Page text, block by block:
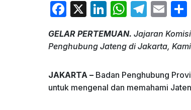
F
c
e
b
o
X
Li
k
dI
n
W
at
A
p
T
e
a
m
E
ai
l
GELAR PERTEMUAN. Jajaran
Penghubung Jateng di Jakarta,
JAKARTA – Badan Penghubung
untuk mengenal dan memahami